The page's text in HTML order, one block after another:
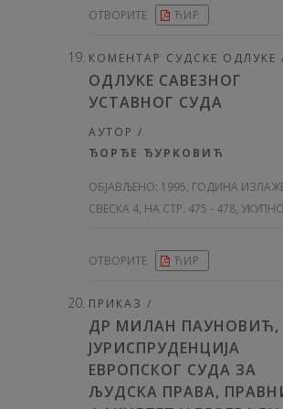
ОТВОРИТЕ ЋИР
КОМЕНТАР СУДСКЕ ОДЛУКЕ
ОДЛУКЕ САВЕЗНОГ
УСТАВНОГ СУДА
АУТОР /
ЂОРЂЕ ЂУРКОВИЋ
ОБЈАВЉЕНО: 1995, ГОДИНА
СВЕСКА 4, НА СТР. 475 - 478,
ОТВОРИТЕ ЋИР
ПРИКАЗ /
ДР МИЛАН ПАУНОВИЋ,
ЈУРИСПРУДЕНЦИЈА
ЕВРОПСКОГ СУДА ЗА
ЉУДСКА ПРАВА,